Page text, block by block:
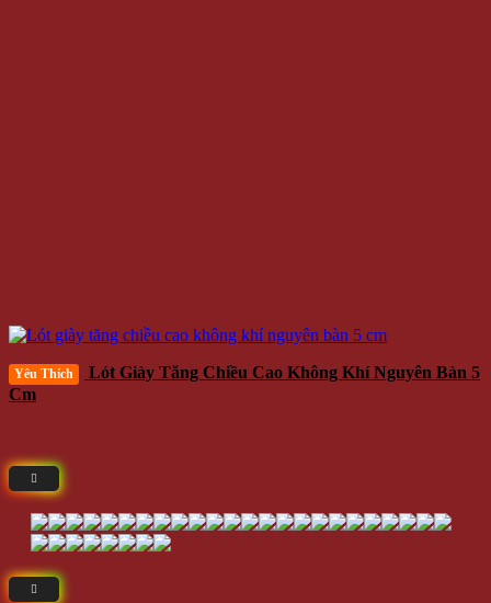
Yêu Thích
Lót Giày Tăng Chiều Cao Không Khí Nguyên Bàn 5
Cm